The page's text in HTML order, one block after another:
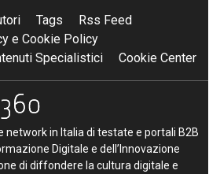
Tags
Rss Feed
e Cookie Policy
Specialistici
Cookie Center
network in Italia di testate e portali B2B
Digitale e dell’Innovazione
di diffondere la cultura digitale e